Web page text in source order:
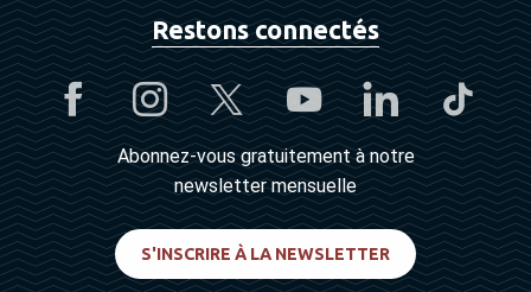
Restons connectés
Abonnez-vous gratuitement à notre
newsletter mensuelle
S'INSCRIRE À LA NEWSLETTER